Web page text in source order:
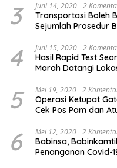
3 Juni 14, 2020 2
Transportasi Boleh
Sejumlah Prosedur
4 Juni 15, 2020 2
Hasil Rapid Test
Marah Datangi
5 Mei 19, 2020 2
Operasi Ketupat
Cek Pos Pam dan
6 Mei 12, 2020 2
Babinsa,
Penanganan Covid-